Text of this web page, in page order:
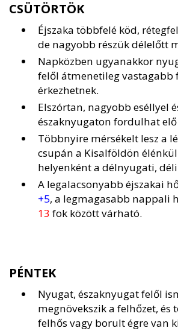
CSÜTÖRTÖK
Éjszaka többfelé köd,
de nagyobb részük délelőtt
Napközben ugyanakkor
felől átmenetileg vastagabb
érkezhetnek.
Elszórtan, nagyobb eséllyel
északnyugaton fordulhat elő
Többnyire mérsékelt lesz a
csupán a Kisalföldön
helyenként a délnyugati, déli
A legalacsonyabb éjszakai
+5, a legmagasabb nappali
13 fok között várható.
PÉNTEK
Nyugat, északnyugat felől
megnövekszik a felhőzet, és
felhős vagy borult égre van